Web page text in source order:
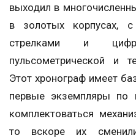
выходил в
в золотых корпусах,
стрелками и
пульсометрической и
Этот хронограф имеет
первые экземпляры по
комплектоваться
то вскоре их